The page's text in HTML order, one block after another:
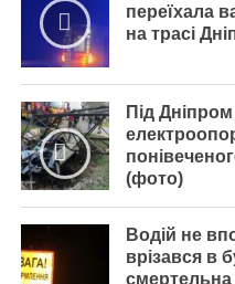
переїхала
на трасі
Під
(фото)
Водій не
врізався в